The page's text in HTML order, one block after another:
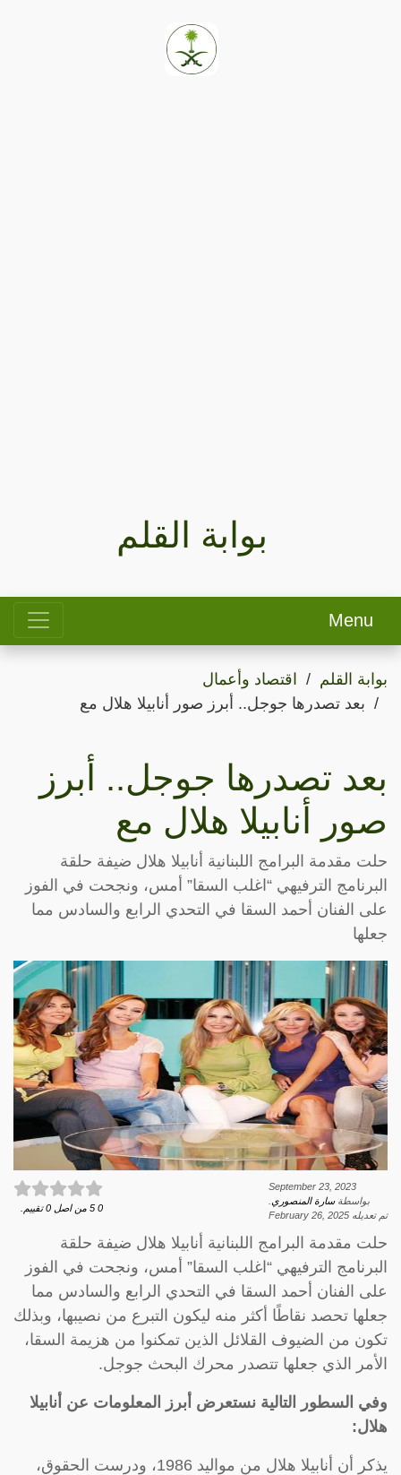
بوابة القلم
Menu
بوابة القلم
اقتصاد وأعمال
بعد تصدرها جوجل.. أبرز صور أنابيلا هلال مع
بعد تصدرها جوجل.. أبرز
صور أنابيلا هلال مع
حلت مقدمة البرامج اللبنانية أنابيلا هلال ضيفة حلقة
البرنامج الترفيهي “اغلب السقا” أمس، ونجحت في الفوز
على الفنان أحمد السقا في التحدي الرابع والسادس مما
جعلها
September 23, 2023
بواسطةسارة المنصوري
تم تعديله February 26, 2025
0
5 من اصل 0 تقييم.
حلت مقدمة البرامج اللبنانية أنابيلا هلال ضيفة حلقة
البرنامج الترفيهي “اغلب السقا” أمس، ونجحت في الفوز
على الفنان أحمد السقا في التحدي الرابع والسادس مما
جعلها تحصد نقاطًا أكثر منه ليكون التبرع من نصيبها، وبذلك
تكون من الضيوف القلائل الذين تمكنوا من هزيمة السقا،
الأمر الذي جعلها تتصدر محرك البحث جوجل.
وفي السطور التالية نستعرض أبرز المعلومات عن أنابيلا
هلال:
يذكر أن أنابيلا هلال من مواليد 1986، ودرست الحقوق،